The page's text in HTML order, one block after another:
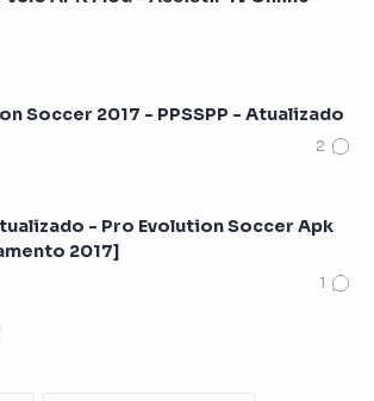
Soccer 2017 - PPSSPP - Atualizado
- Pro Evolution Soccer Apk
2017]